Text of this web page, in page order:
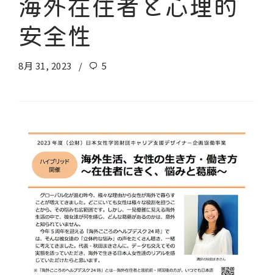
安全性
8月 31, 2023 5